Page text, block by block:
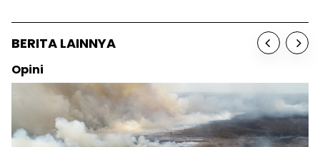
BERITA LAINNYA
Opini